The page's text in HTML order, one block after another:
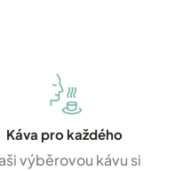
Káva pro každého
výběrovou kávu si